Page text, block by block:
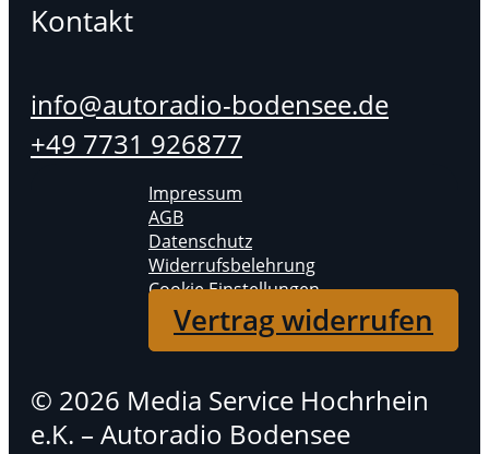
Kontakt
info@autoradio-bodensee.de
+49 7731 926877
Impressum
AGB
Datenschutz
Widerrufsbelehrung
Cookie Einstellungen
Vertrag widerrufen
© 2026 Media Service Hochrhein
e.K. – Autoradio Bodensee